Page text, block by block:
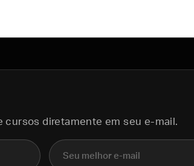
cursos diretamente em seu e-mail.
E-mail